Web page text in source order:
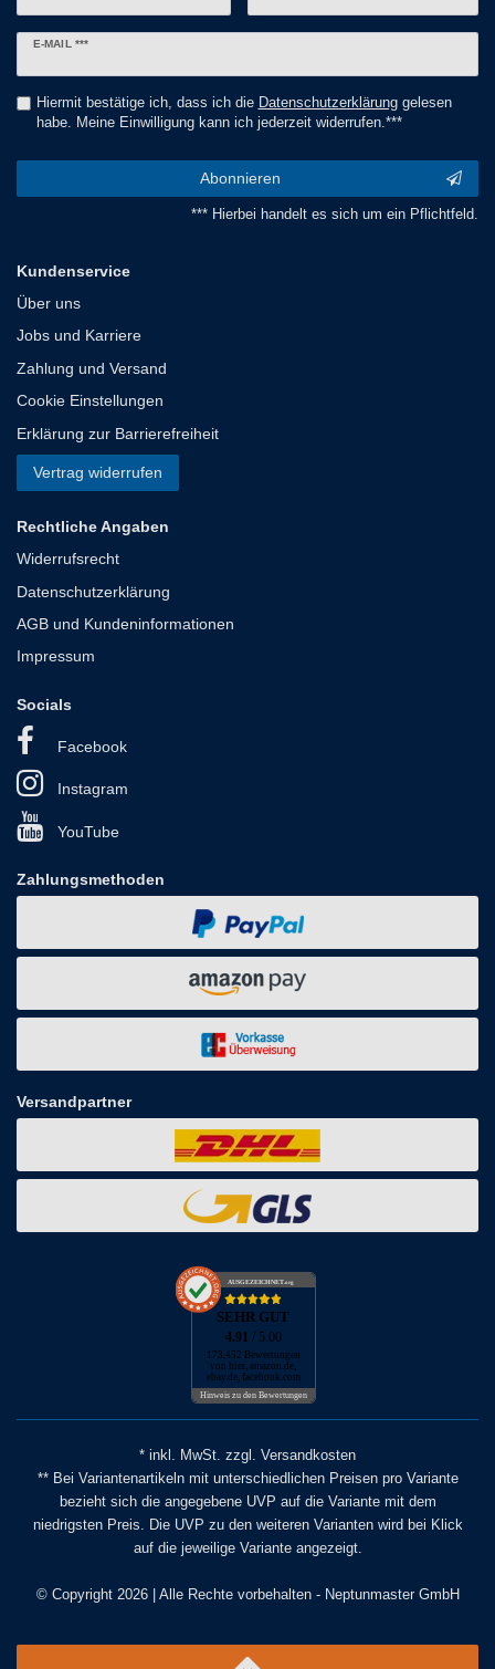
E-MAIL ***
Newsletter
Hiermit bestätige ich, dass ich die Daten­schutz­erklärunggelesen
habe. Meine Einwilligung kann ich jederzeit widerrufen.***
Abonnieren
*** Hierbei handelt es sich um ein Pflichtfeld.
Kundenservice
Über uns
Jobs und Karriere
Zahlung und Versand
Cookie Einstellungen
Erklärung zur Barrierefreiheit
Vertrag widerrufen
Rechtliche Angaben
Widerrufsrecht
Datenschutzerklärung
AGB und Kundeninformationen
Impressum
Socials
Facebook
Instagram
YouTube
Zahlungsmethoden
Versandpartner
AUSGEZEICHNET.org
SEHR GUT
4.91 / 5.00
173.452 Bewertungen
von hier, amazon.de,
ebay.de, facebook.com
Hinweis zu den Bewertungen
* inkl. MwSt. zzgl. Versandkosten
** Bei Variantenartikeln mit unterschiedlichen Preisen pro Variante
bezieht sich die angegebene UVP auf die Variante mit dem
niedrigsten Preis. Die UVP zu den weiteren Varianten wird bei Klick
auf die jeweilige Variante angezeigt.
© Copyright 2026 | Alle Rechte vorbehalten - Neptunmaster GmbH